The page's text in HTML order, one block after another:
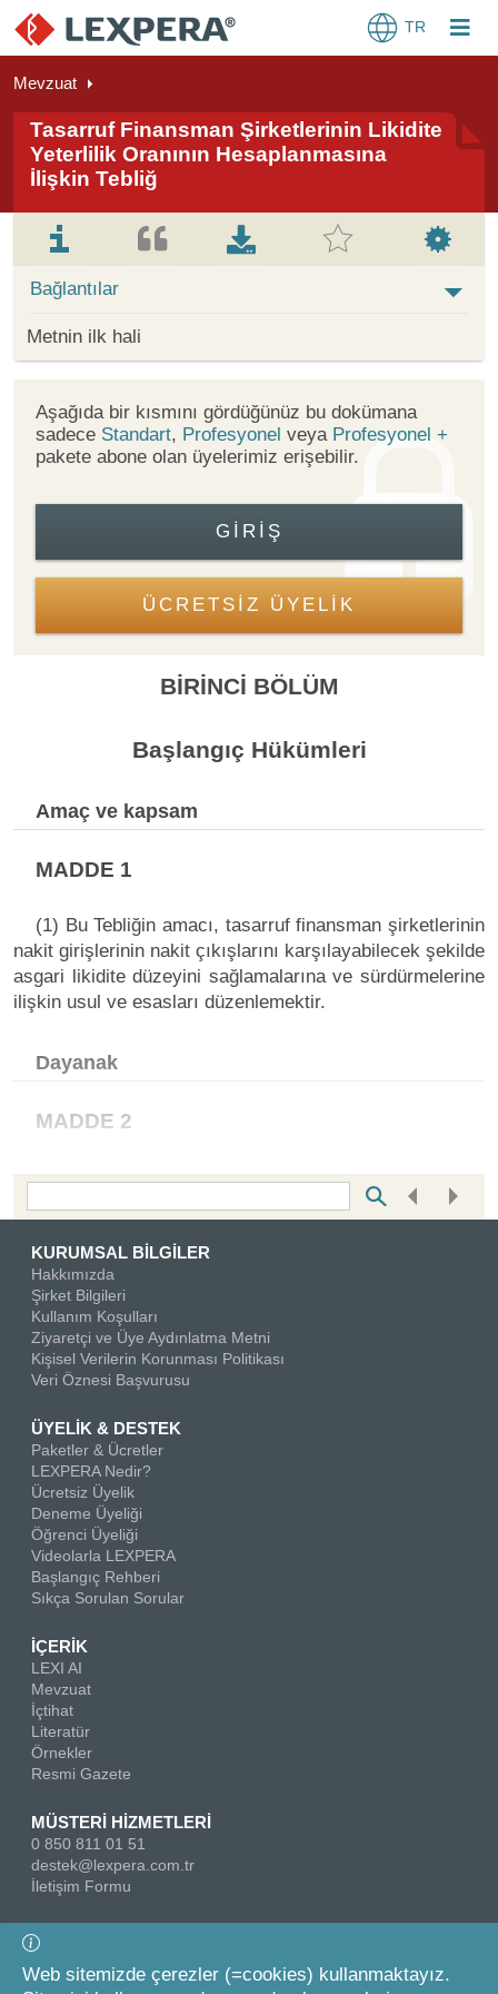
TR
Mevzuat
Tasarruf Finansman Şirketlerinin Likidite
Yeterlilik Oranının Hesaplanmasına
İlişkin Tebliğ
Bağlantılar
Metnin ilk hali
Aşağıda bir kısmını gördüğünüz bu dokümana
sadece Standart, Profesyonel veya Profesyonel +
pakete abone olan üyelerimiz erişebilir.
GIRIŞ
ÜCRETSİZ ÜYELİK
BİRİNCİ BÖLÜM
Başlangıç Hükümleri
Amaç ve kapsam
MADDE 1
(1) Bu Tebliğin amacı, tasarruf finansman şirketlerinin
nakit girişlerinin nakit çıkışlarını karşılayabilecek şekilde
asgari likidite düzeyini sağlamalarına ve sürdürmelerine
ilişkin usul ve esasları düzenlemektir.
Dayanak
MADDE 2
KURUMSAL BİLGİLER
Hakkımızda
Şirket Bilgileri
Kullanım Koşulları
Ziyaretçi ve Üye Aydınlatma Metni
Kişisel Verilerin Korunması Politikası
Veri Öznesi Başvurusu
ÜYELİK & DESTEK
Paketler & Ücretler
LEXPERA Nedir?
Ücretsiz Üyelik
Deneme Üyeliği
Öğrenci Üyeliği
Videolarla LEXPERA
Başlangıç Rehberi
Sıkça Sorulan Sorular
İÇERİK
LEXI AI
Mevzuat
İçtihat
Literatür
Örnekler
Resmi Gazete
MÜSTERİ HİZMETLERİ
0 850 811 01 51
destek@lexpera.com.tr
İletişim Formu
Bizi Takip Edin
Web sitemizde çerezler (=cookies) kullanmaktayız.